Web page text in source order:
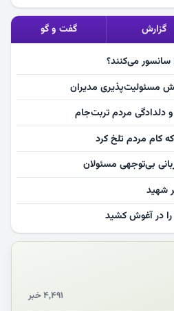
گزارش گفت و گو
سانسور می‌کنند؟
مسئولیت‌پذیری مدیران
دلدادگی مردم تربت‌جام
کام مردم تلخ کرد
بی‌توجهی مسئولان
شهید
را در آغوش کشید
۴,۴۹۱ خبر